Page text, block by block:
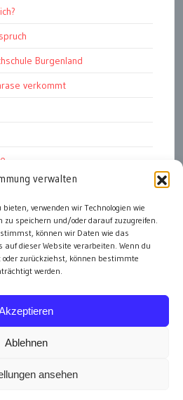
verwalten
verwenden wir Technologien wie
zu speichern und/oder darauf zuzugreifen.
können wir Daten wie das
auf dieser Website verarbeiten. Wenn du
zurückziehst, können bestimmte
werden.
Ablehnen
ansehen
Burgenland
verkommt
der Nation“
EU-Sanktionen
alle Artikel
Impressum